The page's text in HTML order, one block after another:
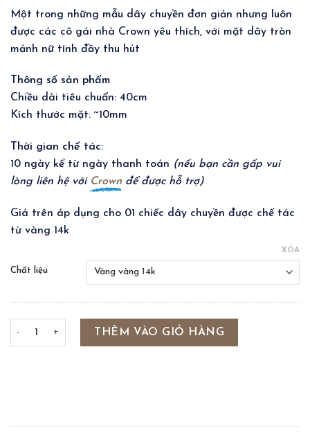
Một trong những mẫu dây chuyền đơn giản nhưng luôn
được các cô gái nhà Crown yêu thích, với mặt dây tròn
mảnh nữ tính đầy thu hút
Thông số sản phẩm
Chiều dài tiêu chuẩn: 40cm
Kích thước mặt: ~10mm
Thời gian chế tác:
10 ngày kể từ ngày thanh toán (nếu bạn cần gấp vui
lòng liên hệ với Crownđể được hỗ trợ)
Giá trên áp dụng cho 01 chiếc dây chuyền được chế tác
từ vàng 14k
Chất liệu
XÓA
CLASSIC DISC NECKLACE số lượng
THÊM VÀO GIỎ HÀNG